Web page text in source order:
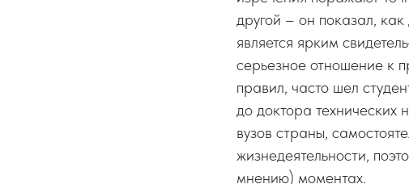
другой – он показал,
является ярким
серьезное отношение к
правил, часто шел
до доктора
вузов страны,
жизнедеятельности,
мнению) моментах.